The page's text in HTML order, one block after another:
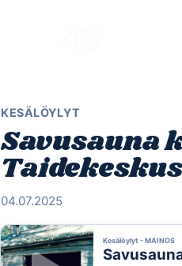
KESÄLÖYLYT
Savusauna
04.07.2025
Kesälöylyt - MAINOS